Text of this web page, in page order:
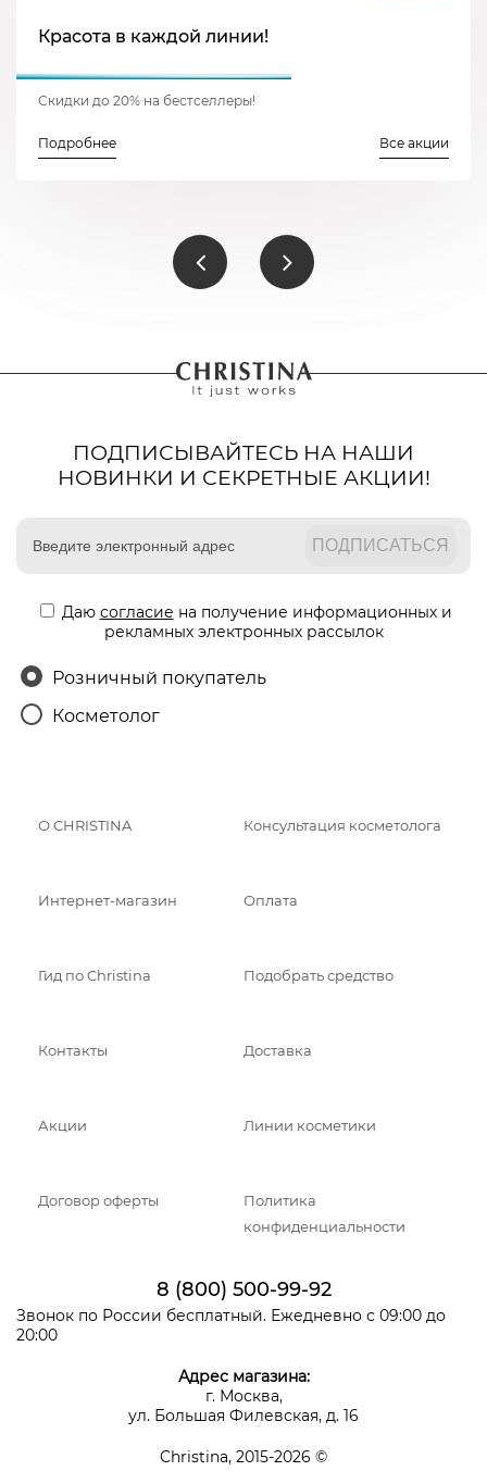
Красота в каждой линии!
Скидки до 20% на бестселлеры!
Подробнее Все акции
ПОДПИСЫВАЙТЕСЬ НА НАШИ
НОВИНКИ И СЕКРЕТНЫЕ АКЦИИ!
Даю согласие на получение информационных и
рекламных электронных рассылок
Розничный покупатель
Косметолог
О CHRISTINA Консультация косметолога
Интернет-магазин Оплата
Гид по Christina Подобрать средство
Контакты Доставка
Акции Линии косметики
Договор оферты
Политика
конфиденциальности
8 (800) 500-99-92
Звонок по России бесплатный. Ежедневно с 09:00 до
20:00
Адрес магазина:
г. Москва,
ул. Большая Филевская, д. 16
Christina, 2015-2026 ©